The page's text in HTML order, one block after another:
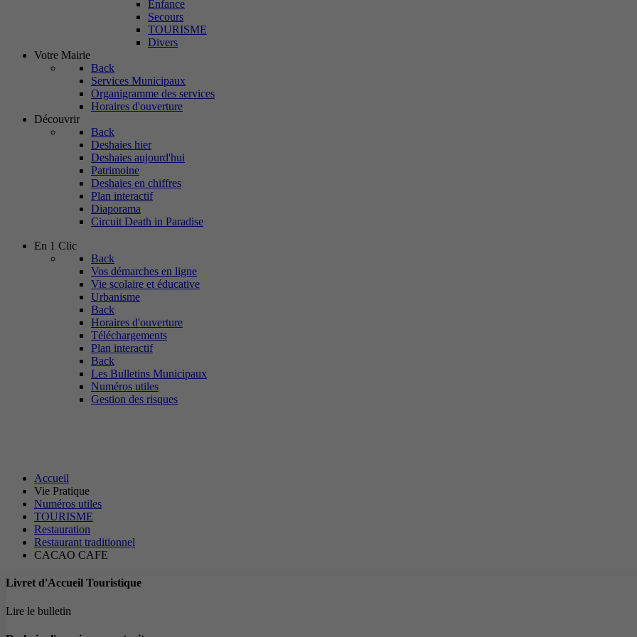
Enfance
Secours
TOURISME
Divers
Votre Mairie
Back
Services Municipaux
Organigramme des services
Horaires d'ouverture
Découvrir
Back
Deshaies hier
Deshaies aujourd'hui
Patrimoine
Deshaies en chiffres
Plan interactif
Diaporama
Circuit Death in Paradise
En 1 Clic
Back
Vos démarches en ligne
Vie scolaire et éducative
Urbanisme
Back
Horaires d'ouverture
Téléchargements
Plan interactif
Back
Les Bulletins Municipaux
Numéros utiles
Gestion des risques
Accueil
Vie Pratique
Numéros utiles
TOURISME
Restauration
Restaurant traditionnel
CACAO CAFE
Livret d'Accueil Touristique
Lire le bulletin